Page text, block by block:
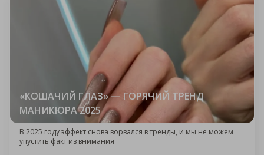
«КОШАЧИЙ ГЛАЗ» — ГОРЯЧИЙ ТРЕНД
МАНИКЮРА 2025
В 2025 году эффект снова ворвался в тренды, и мы не можем
упустить факт из внимания